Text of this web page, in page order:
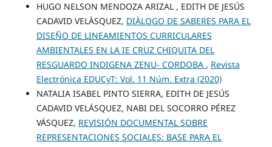
HUGO NELSON MENDOZA ARIZAL , EDITH DE JESÚS
CADAVID VELÀSQUEZ, DIÀLOGO DE SABERES PARA EL
DISEÑO DE LINEAMIENTOS CURRICULARES
AMBIENTALES EN LA IE CRUZ CHIQUITA DEL
RESGUARDO INDIGENA ZENU- CORDOBA , Revista
Electrónica EDUCyT: Vol. 11 Núm. Extra (2020)
NATALIA ISABEL PINTO SIERRA, EDITH DE JESÚS
CADAVID VELÁSQUEZ, NABI DEL SOCORRO PÉREZ
VÁSQUEZ, REVISIÓN DOCUMENTAL SOBRE
REPRESENTACIONES SOCIALES: BASE PARA EL